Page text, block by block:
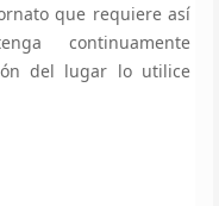
que requiere así
continuamente
del lugar lo utilice